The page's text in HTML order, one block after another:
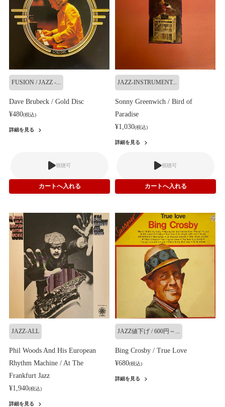
FUSION / JAZZ -...
Dave Brubeck / Gold Disc
¥480(税込)
詳細を見る
視聴可
JAZZ-INSTRUMENT...
Sonny Greenwich / Bird of
Paradise
¥1,030(税込)
詳細を見る
視聴可
JAZZ-ALL
Phil Woods And His European
Rhythm Machine / At The
Frankfurt Jazz
¥1,940(税込)
詳細を見る
JAZZ値下げ / 600円～...
Bing Crosby / True Love
¥680(税込)
詳細を見る